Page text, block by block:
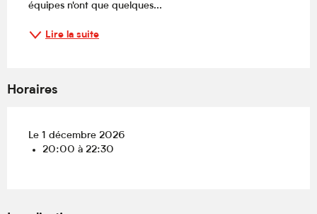
équipes n'ont que quelques...
Lire la suite
Horaires
Le 1 décembre 2026
20:00 à 22:30